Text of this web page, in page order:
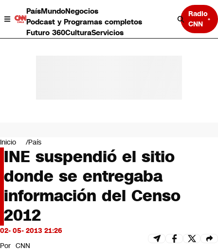
PaísMundoNegocios
Podcast y Programas completos
Futuro 360CulturaServicios
Radio
CNN
Negocios
Deportes
Programas completos
Cultura
Servicios
Bits
CNN tiempo
Futuro 360
Inicio País
INE suspendió el sitio
donde se entregaba
información del Censo
2012
02- 05- 2013 21:26
Por CNN